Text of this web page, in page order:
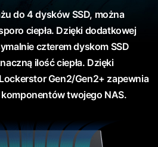
do 4 dysków SSD, można
ciepła. Dzięki dodatkowej
czterem dyskom SSD
ilość ciepła. Dzięki
Gen2/Gen2+ zapewnia
twojego NAS.